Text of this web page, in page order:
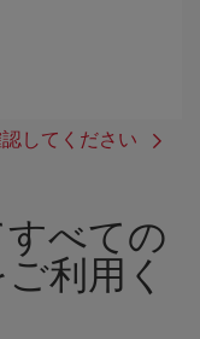
してください
べての
利用く